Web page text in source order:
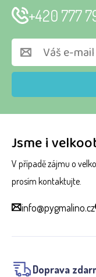
Jsme i
V případě zájmu o
prosím kontaktujte.
info@pygmalino.cz
Doprava
+420 777